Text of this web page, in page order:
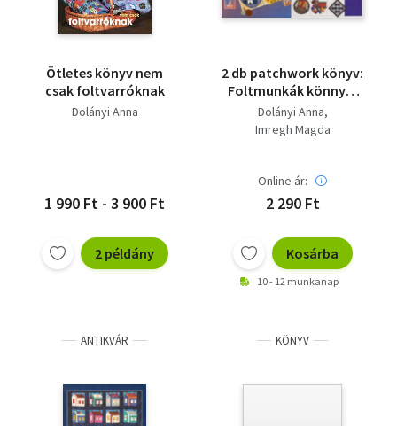
Ötletes könyv nem
csak foltvarróknak
Dolányi Anna
1 990 Ft - 3 900 Ft
2 példány
2 db patchwork könyv:
Foltmunkák könnyű,
érdekes technikákkal +
100 foltos ötlet
TECHNIKÁK
Dolányi Anna
Imregh Magda
Online ár:
2 290 Ft
Kosárba
10 - 12 munkanap
ANTIKVÁR KÖNYV